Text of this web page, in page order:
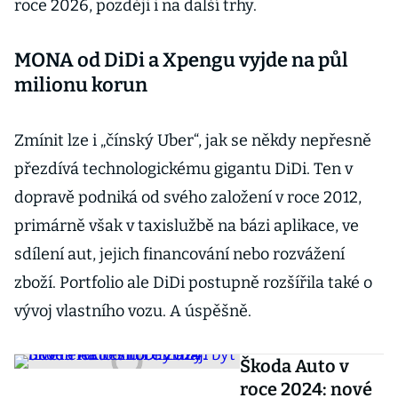
roce 2026, později i na další trhy.
MONA od DiDi a Xpengu vyjde na půl
milionu korun
Zmínit lze i „čínský Uber“, jak se někdy nepřesně
přezdívá technologickému gigantu DiDi. Ten v
dopravě podniká od svého založení v roce 2012,
primárně však v taxislužbě na bázi aplikace, ve
sdílení aut, jejich financování nebo rozvážení
zboží. Portfolio ale DiDi postupně rozšířila také o
vývoj vlastního vozu. A úspěšně.
Škoda Auto v
roce 2024: nové